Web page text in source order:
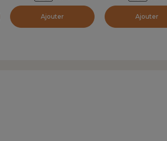
Ajouter Ajouter